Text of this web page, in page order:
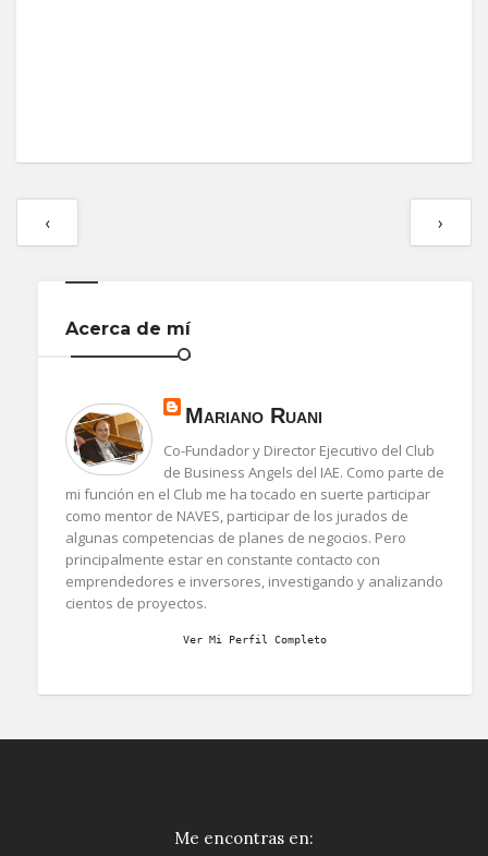
‹ ›
Acerca de mí
Mariano Ruani
Co-Fundador y Director Ejecutivo del Club
de Business Angels del IAE. Como parte de
mi función en el Club me ha tocado en suerte participar
como mentor de NAVES, participar de los jurados de
algunas competencias de planes de negocios. Pero
principalmente estar en constante contacto con
emprendedores e inversores, investigando y analizando
cientos de proyectos.
Ver Mi Perfil Completo
Me encontras en: